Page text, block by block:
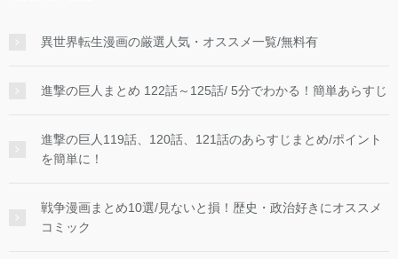
異世界転生漫画の厳選人気・オススメ一覧/無料有
進撃の巨人まとめ 122話～125話/ 5分でわかる！簡単あらすじ
進撃の巨人119話、120話、121話のあらすじまとめ/ポイント
を簡単に！
戦争漫画まとめ10選/見ないと損！歴史・政治好きにオススメ
コミック